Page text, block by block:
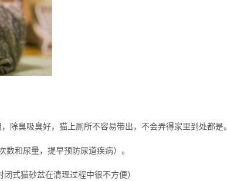
除臭吸臭好，猫上厕所不容易带出，不会弄得家里到处都是。
和尿量，提早预防尿道疾病）。
式猫砂盆在清理过程中很不方便）